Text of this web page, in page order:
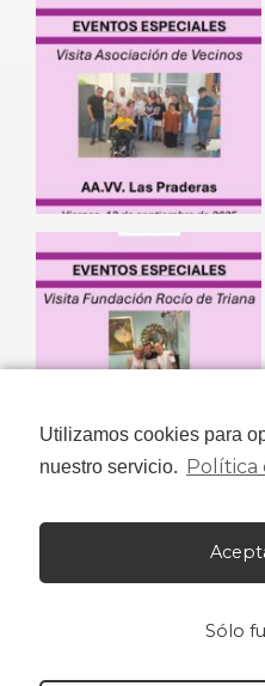
Utilizamos cookies para
nuestro servicio. Política
Sólo